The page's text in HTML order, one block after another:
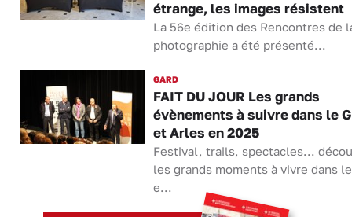
étrange, les images résistent
La 56e édition des Rencontres de
photographie a été présenté...
GARD
FAIT DU JOUR Les grands
évènements à suivre dans le
et Arles en 2025
Festival, trails, spectacles...
les grands moments à vivre dans
e...